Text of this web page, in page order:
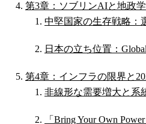
第3章：ソブリンAIと地政
中堅国家の生存戦略：
日本の立ち位置：
第4章：インフラの限界と
非線形な需要増大と系
「Bring Your Own